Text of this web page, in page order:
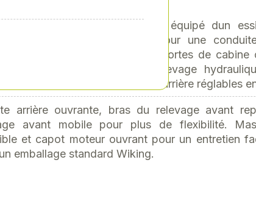
de série Wiking non limité, équipé dun
dirigeable et pendulaire pour une
extérieurs repliables et portes de cabine
une meilleure accessibilité. Relevage
d'attelage et bras supérieur arrière réglables
arrière ouvrante, bras du relevage avant
avant mobile pour plus de flexibilité.
et capot moteur ouvrant pour un entretien
emballage standard Wiking.